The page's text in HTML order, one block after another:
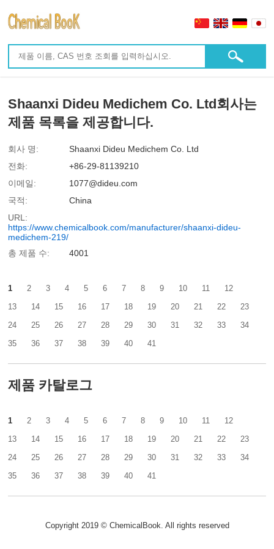
Shaanxi Dideu Medichem Co. Ltd회사는
제품 목록을 제공합니다.
회사 명:
Shaanxi Dideu Medichem Co. Ltd
전화:
+86-29-81139210
이메일:
1077@dideu.com
국적:
China
URL:
https://www.chemicalbook.com/manufacturer/shaanxi-dideu-
medichem-219/
총 제품 수:
4001
1 2 3 4 5 6 7 8 9 10 11
12
13
14 15 16 17 18 19 20 21 22
23
24
25 26 27 28 29 30 31 32 33
34
35
36 37 38 39 40 41
제품 카탈로그
1 2 3 4 5 6 7 8 9 10 11
12
13
14 15 16 17 18 19 20 21 22
23
24
25 26 27 28 29 30 31 32 33
34
35
36 37 38 39 40 41
Copyright 2019 © ChemicalBook. All rights reserved